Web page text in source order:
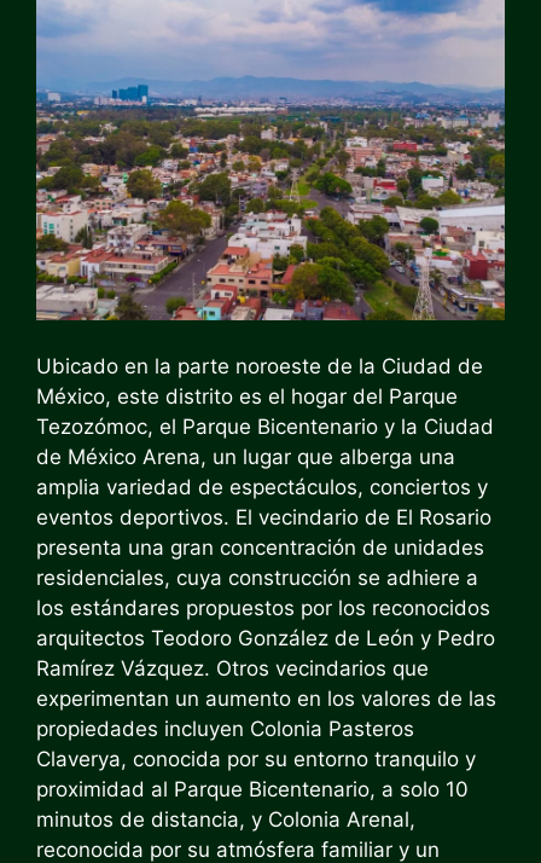
Ubicado en la parte noroeste de la Ciudad de
México, este distrito es el hogar del Parque
Tezozómoc, el Parque Bicentenario y la Ciudad
de México Arena, un lugar que alberga una
amplia variedad de espectáculos, conciertos y
eventos deportivos. El vecindario de El Rosario
presenta una gran concentración de unidades
residenciales, cuya construcción se adhiere a
los estándares propuestos por los reconocidos
arquitectos Teodoro González de León y Pedro
Ramírez Vázquez. Otros vecindarios que
experimentan un aumento en los valores de las
propiedades incluyen Colonia Pasteros
Claverya, conocida por su entorno tranquilo y
proximidad al Parque Bicentenario, a solo 10
minutos de distancia, y Colonia Arenal,
reconocida por su atmósfera familiar y un